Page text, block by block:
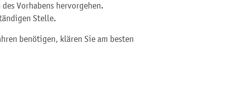
Vorhabens hervorgehen.
Stelle.
benötigen, klären Sie am besten